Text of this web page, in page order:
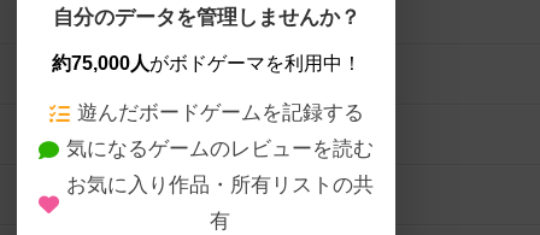
自分のデータを管理しませんか？
約75,000人がボドゲーマを利用中！
遊んだボードゲームを記録する
気になるゲームのレビューを読む
お気に入り作品・所有リストの共
有
ボードゲームを検索する
ボードゲームの新着レビュー
ボードゲーム会情報
メカニクス特集